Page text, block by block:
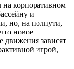
на корпоративном
и
но, на полпути,
новое —
движения зависят
игрой,